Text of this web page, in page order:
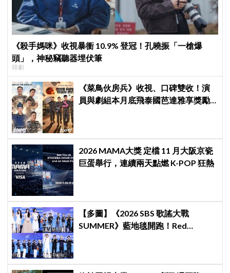
《殺手媽咪》收視暴衝 10.9% 登冠！孔曉振「一槍爆
頭」，神秘竊聽器埋伏筆
韓劇
《菜鳥伙房兵》收視、口碑雙收！演
員與劇組本月底飛泰國芭達雅享獎勵
2026 MAMA大獎 定檔 11 月大阪京瓷
巨蛋舉行，連續兩天點燃 K-POP 狂熱
【多圖】《2026 SBS 歌謠大戰
SUMMER》藍地毯開跑！Red